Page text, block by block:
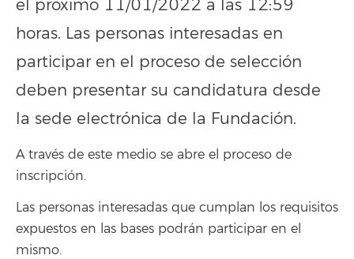
el próximo 11/01/2022 a las 12:59
horas. Las personas interesadas en
participar en el proceso de selección
deben presentar su candidatura desde
la sede electrónica de la Fundación.
A través de este medio se abre el proceso de
inscripción.
Las personas interesadas que cumplan los requisitos
expuestos en las bases podrán participar en el
mismo.